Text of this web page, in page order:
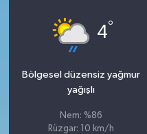
4°
Bölgesel düzensiz yağmur
yağışlı
Nem: %86
Rüzgar: 10 km/h